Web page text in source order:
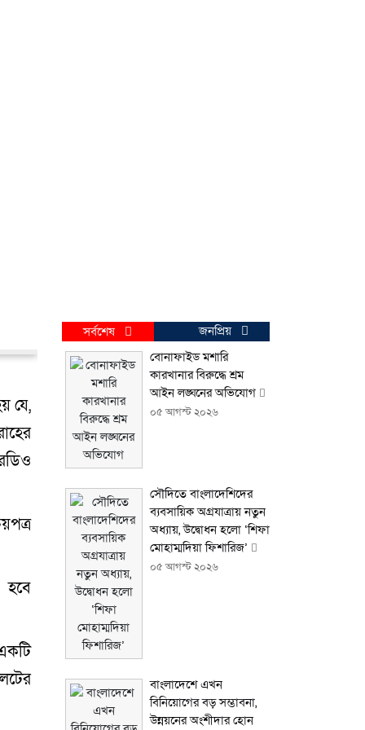
যে,
হবে
সর্বশেষ
জনপ্রিয়
বোনাফাইড মশারি
কারখানার বিরুদ্ধে শ্রম
আইন লঙ্ঘনের অভিযোগ
০৫ আগস্ট ২০২৬
সৌদিতে বাংলাদেশিদের
ব্যবসায়িক অগ্রযাত্রায় নতুন
অধ্যায়, উদ্বোধন হলো ‘শিফা
মোহাম্মদিয়া ফিশারিজ’
০৫ আগস্ট ২০২৬
বাংলাদেশে এখন
বিনিয়োগের বড় সম্ভাবনা,
উন্নয়নের অংশীদার হোন